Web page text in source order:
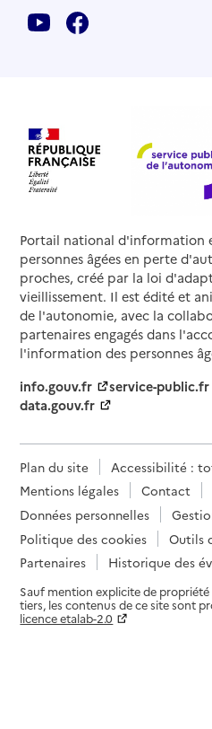
Portail national d'information
personnes âgées en perte
proches, créé par la loi
vieillissement. Il est édité et
de l'autonomie, avec la
partenaires engagés dans
l'information des personnes
info.gouv.fr
service-public.fr
data.gouv.fr
Plan du site
Accessibilité :
Mentions légales
Contact
Données personnelles
Politique des cookies
Outils
Partenaires
Historique des
Sauf mention explicite de
tiers, les contenus de ce site sont
licence etalab-2.0